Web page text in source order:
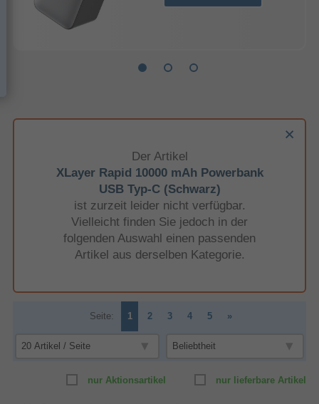
Der Artikel
XLayer Rapid 10000 mAh Powerbank
USB Typ-C (Schwarz)
ist zurzeit leider nicht verfügbar.
Vielleicht finden Sie jedoch in der
folgenden Auswahl einen passenden
Artikel aus derselben Kategorie.
Seite: 1 2 3 4 5 »
nur lieferbare Artikel
nur Aktionsartikel